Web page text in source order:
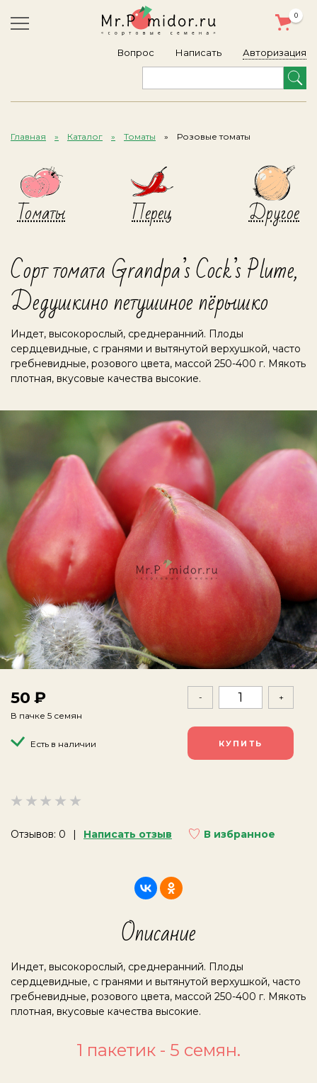
Вопрос Написать
0
Авторизация
Главная Каталог Томаты Розовые томаты
Томаты Перец Другое
Сорт томата Grandpa’s Coсk’s Plumе,
Дедушкино петушиное пёрышко
Индет, высокорослый, среднеранний. Плоды
сердцевидные, с гранями и вытянутой верхушкой, часто
гребневидные, розового цвета, массой 250-400 г. Мякоть
плотная, вкусовые качества высокие.
Отзывов: 0 Написать отзыв В избранное
50
В пачке 5 семян
Есть в наличии
- +
Описание
Индет, высокорослый, среднеранний. Плоды
сердцевидные, с гранями и вытянутой верхушкой, часто
гребневидные, розового цвета, массой 250-400 г. Мякоть
плотная, вкусовые качества высокие.
1 пакетик - 5 семян.